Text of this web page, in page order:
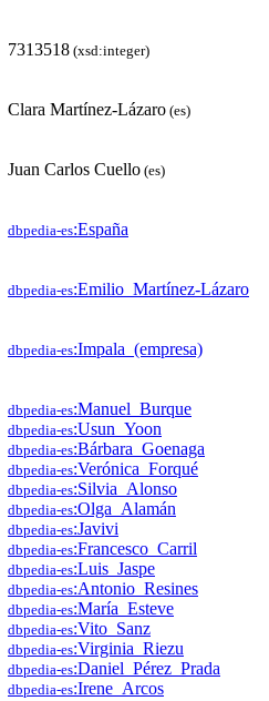
7313518 (xsd:integer)
Clara Martínez-Lázaro (es)
Juan Carlos Cuello (es)
dbpedia-es:España
dbpedia-es:Emilio_Martínez-Lázaro
dbpedia-es:Impala_(empresa)
dbpedia-es:Manuel_Burque
dbpedia-es:Usun_Yoon
dbpedia-es:Bárbara_Goenaga
dbpedia-es:Verónica_Forqué
dbpedia-es:Silvia_Alonso
dbpedia-es:Olga_Alamán
dbpedia-es:Javivi
dbpedia-es:Francesco_Carril
dbpedia-es:Luis_Jaspe
dbpedia-es:Antonio_Resines
dbpedia-es:María_Esteve
dbpedia-es:Vito_Sanz
dbpedia-es:Virginia_Riezu
dbpedia-es:Daniel_Pérez_Prada
dbpedia-es:Irene_Arcos